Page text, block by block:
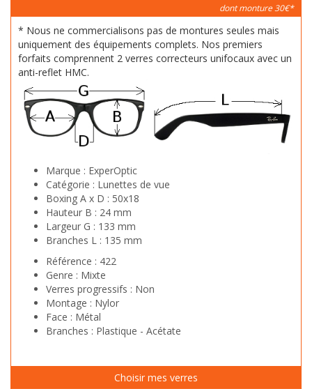
dont monture 30€*
* Nous ne commercialisons pas de montures seules mais
uniquement des équipements complets. Nos premiers
forfaits comprennent 2 verres correcteurs unifocaux avec un
anti-reflet HMC.
Marque : ExperOptic
Catégorie : Lunettes de vue
Boxing A x D : 50x18
Hauteur B : 24 mm
Largeur G : 133 mm
Branches L : 135 mm
Référence : 422
Genre : Mixte
Verres progressifs : Non
Montage : Nylor
Face : Métal
Branches : Plastique - Acétate